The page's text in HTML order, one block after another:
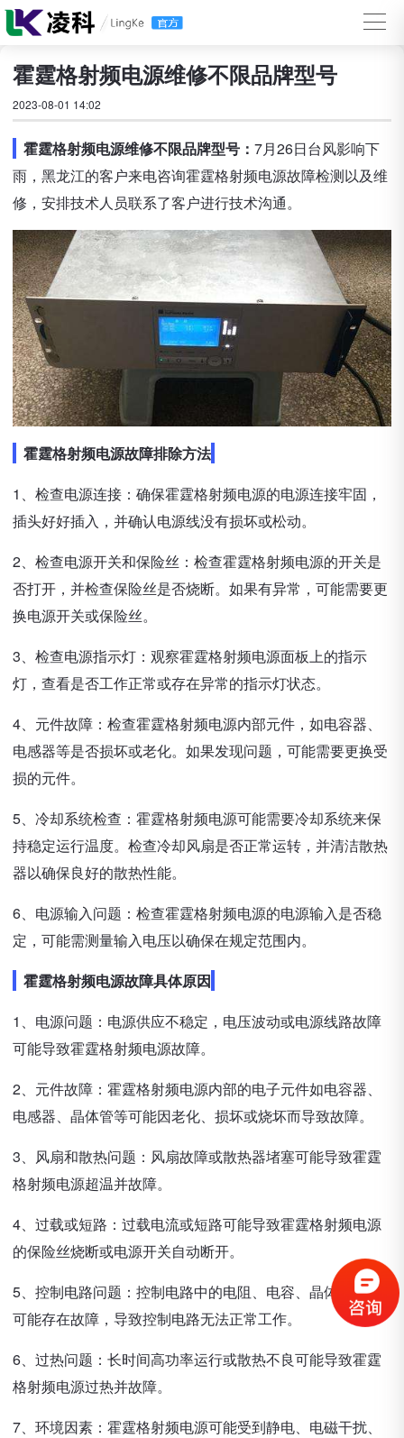
霍霆格射频电源维修不限品牌型号
2023-08-01 14:02
霍霆格射频电源维修不限品牌型号： 7月26日台风影响下
雨，黑龙江的客户来电咨询霍霆格射频电源故障检测以及维
修，安排技术人员联系了客户进行技术沟通。
霍霆格射频电源故障排除方法
1、检查电源连接：确保霍霆格射频电源的电源连接牢固，
插头好好插入，并确认电源线没有损坏或松动。
2、检查电源开关和保险丝：检查霍霆格射频电源的开关是
否打开，并检查保险丝是否烧断。如果有异常，可能需要更
换电源开关或保险丝。
3、检查电源指示灯：观察霍霆格射频电源面板上的指示
灯，查看是否工作正常或存在异常的指示灯状态。
4、元件故障：检查霍霆格射频电源内部元件，如电容器、
电感器等是否损坏或老化。如果发现问题，可能需要更换受
损的元件。
5、冷却系统检查：霍霆格射频电源可能需要冷却系统来保
持稳定运行温度。检查冷却风扇是否正常运转，并清洁散热
器以确保良好的散热性能。
6、电源输入问题：检查霍霆格射频电源的电源输入是否稳
定，可能需测量输入电压以确保在规定范围内。
霍霆格射频电源故障具体原因
1、电源问题：电源供应不稳定，电压波动或电源线路故障
可能导致霍霆格射频电源故障。
2、元件故障：霍霆格射频电源内部的电子元件如电容器、
电感器、晶体管等可能因老化、损坏或烧坏而导致故障。
3、风扇和散热问题：风扇故障或散热器堵塞可能导致霍霆
格射频电源超温并故障。
4、过载或短路：过载电流或短路可能导致霍霆格射频电源
的保险丝烧断或电源开关自动断开。
5、控制电路问题：控制电路中的电阻、电容、晶体等元件
可能存在故障，导致控制电路无法正常工作。
6、过热问题：长时间高功率运行或散热不良可能导致霍霆
格射频电源过热并故障。
7、环境因素：霍霆格射频电源可能受到静电、电磁干扰、